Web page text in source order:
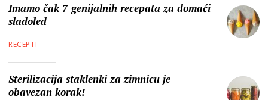
Imamo čak 7 genijalnih recepata za domaći
sladoled
RECEPTI
Sterilizacija staklenki za zimnicu je
obavezan korak!